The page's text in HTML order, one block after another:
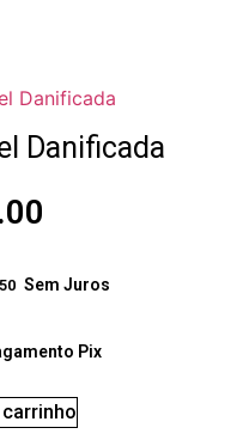
Danificada
Sem Juros
Pix